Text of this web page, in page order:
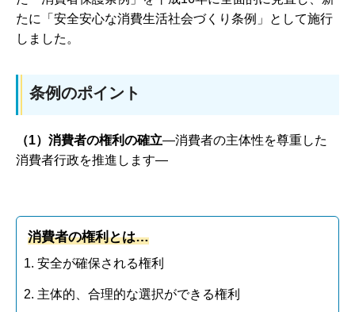
たに「安全安心な消費生活社会づくり条例」として施行
しました。
条例のポイント
（1）消費者の権利の確立―消費者の主体性を尊重した
消費者行政を推進します―
消費者の権利とは…
安全が確保される権利
主体的、合理的な選択ができる権利